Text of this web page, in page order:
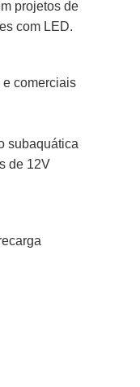
projetos de
com LED.
e comerciais
subaquática
de 12V